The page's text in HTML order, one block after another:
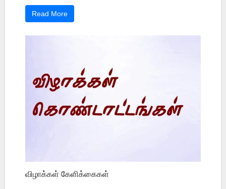
Read More
விழாக்கள் கேளிக்கைகள்